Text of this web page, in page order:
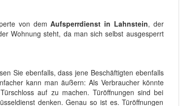
von demAufsperrdienst in Lahnstein, der
Wohnung steht, da man sich selbst ausgesperrt
Sie ebenfalls, dass jene Beschäftigten ebenfalls
kann man äußern: Als Verbraucher könnte
auf zu machen. Türöffnungen sind bei
denken. Genau so ist es. Türöffnungen